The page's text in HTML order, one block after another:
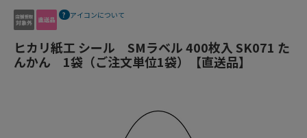
アイコンについて
ヒカリ紙工 シール SMラベル 400枚入 SK071 た
んかん 1袋（ご注文単位1袋）【直送品】